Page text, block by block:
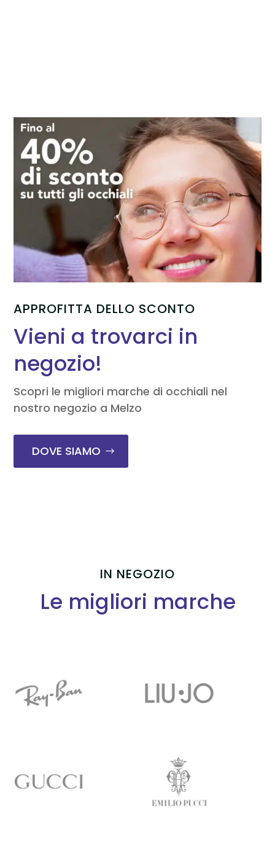
APPROFITTA DELLO SCONTO
Vieni a trovarci in
negozio!
Scopri le migliori marche di occhiali nel
nostro negozio a Melzo
DOVE SIAMO
IN NEGOZIO
Le migliori marche